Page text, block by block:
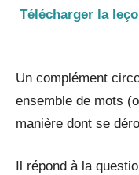
Télécharger la
Un complément
ensemble de mots
manière dont se
Il répond à la